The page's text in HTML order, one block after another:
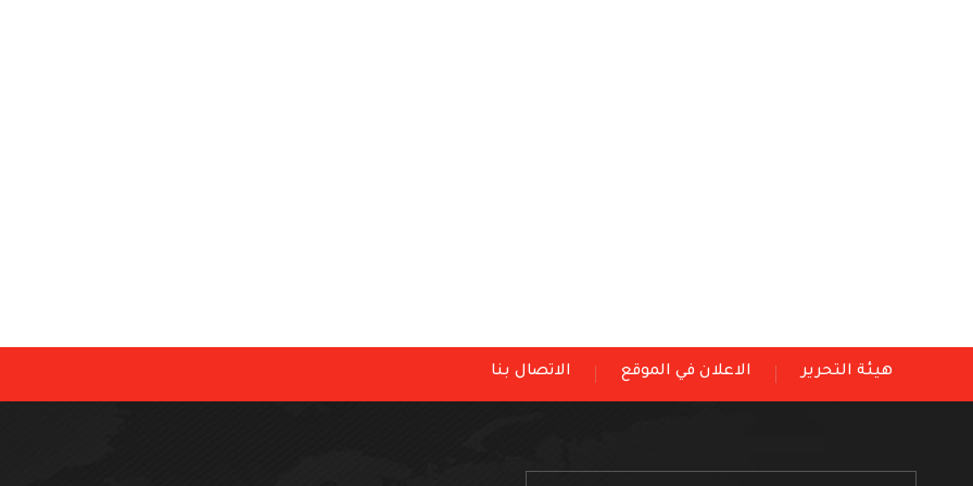
هيئة التحرير الاعلان في الموقع الاتصال بنا